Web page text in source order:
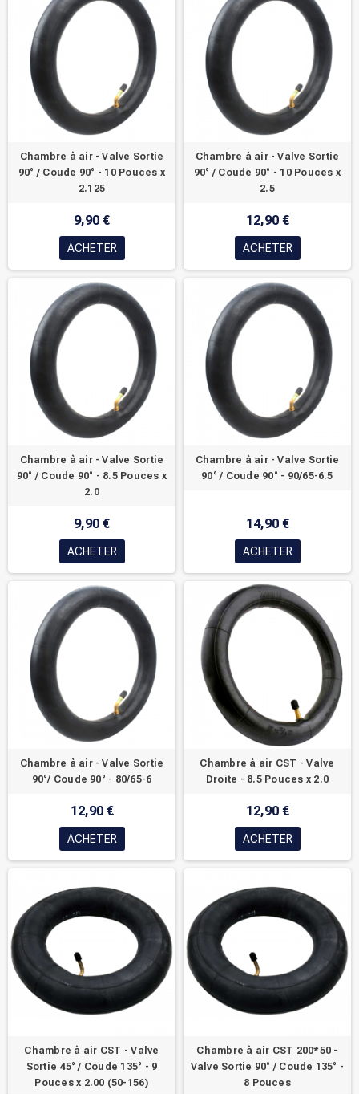
Chambre à air - Valve Sortie
90° / Coude 90° - 10 Pouces x
2.125
9,90 €
ACHETER
Chambre à air - Valve Sortie
90° / Coude 90° - 10 Pouces x
2.5
12,90 €
ACHETER
Chambre à air - Valve Sortie
90° / Coude 90° - 8.5 Pouces x
2.0
9,90 €
ACHETER
Chambre à air - Valve Sortie
90° / Coude 90° - 90/65-6.5
14,90 €
ACHETER
Chambre à air - Valve Sortie
90°/ Coude 90° - 80/65-6
12,90 €
ACHETER
Chambre à air CST - Valve
Droite - 8.5 Pouces x 2.0
12,90 €
ACHETER
Chambre à air CST - Valve
Sortie 45° / Coude 135° - 9
Pouces x 2.00 (50-156)
Chambre à air CST 200*50 -
Valve Sortie 90° / Coude 135° -
8 Pouces